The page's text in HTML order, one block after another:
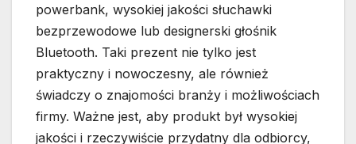
powerbank, wysokiej jakości słuchawki
bezprzewodowe lub designerski głośnik
Bluetooth. Taki prezent nie tylko jest
praktyczny i nowoczesny, ale również
świadczy o znajomości branży i możliwościach
firmy. Ważne jest, aby produkt był wysokiej
jakości i rzeczywiście przydatny dla odbiorcy,